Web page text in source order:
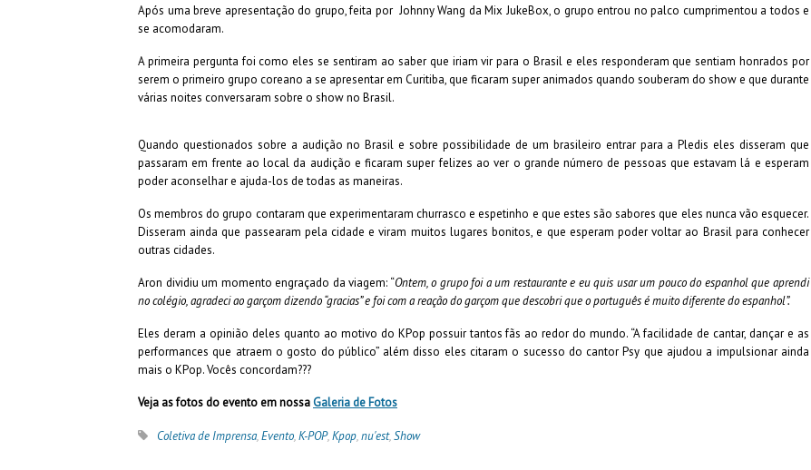
Após uma breve apresentação do grupo, feita por Johnny Wang da Mix JukeBox, o grupo entrou no palco cumprimentou a todos e
se acomodaram.
A primeira pergunta foi como eles se sentiram ao saber que iriam vir para o Brasil e eles responderam que sentiam honrados por
serem o primeiro grupo coreano a se apresentar em Curitiba, que ficaram super animados quando souberam do show e que durante
várias noites conversaram sobre o show no Brasil.
Quando questionados sobre a audição no Brasil e sobre possibilidade de um brasileiro entrar para a Pledis eles disseram que
passaram em frente ao local da audição e ficaram super felizes ao ver o grande número de pessoas que estavam lá e esperam
poder aconselhar e ajuda-los de todas as maneiras.
Os membros do grupo contaram que experimentaram churrasco e espetinho e que estes são sabores que eles nunca vão esquecer.
Disseram ainda que passearam pela cidade e viram muitos lugares bonitos, e que esperam poder voltar ao Brasil para conhecer
outras cidades.
Aron dividiu um momento engraçado da viagem: “Ontem, o grupo foi a um restaurante e eu quis usar um pouco do espanhol que aprendi
no colégio, agradeci ao garçom dizendo “gracias” e foi com a reação do garçom que descobri que o português é muito diferente do espanhol”.
Eles deram a opinião deles quanto ao motivo do KPop possuir tantos fãs ao redor do mundo. “A facilidade de cantar, dançar e as
performances que atraem o gosto do público” além disso eles citaram o sucesso do cantor Psy que ajudou a impulsionar ainda
mais o KPop. Vocês concordam???
Veja as fotos do evento em nossaGaleria de Fotos
Coletiva de Imprensa,Evento,K-POP,Kpop,nu'est,Show